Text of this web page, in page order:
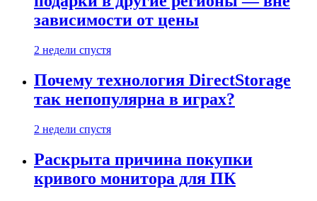
зависимости от цены
2 недели спустя
Почему технология DirectStorage
так непопулярна в играх?
2 недели спустя
Раскрыта причина покупки
кривого монитора для ПК